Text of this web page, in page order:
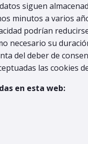
siguen
minutos a varios
podrían
necesario su
del deber de
las cookies
en esta web: